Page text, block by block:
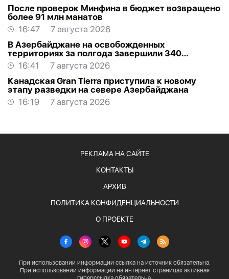
После проверок Минфина в бюджет возвращено
более 91 млн манатов
16:47
7 августа 2026
В Азербайджане на освобожденных
территориях за полгода завершили 340
проектов
16:41
7 августа 2026
Канадская Gran Tierra приступила к новому
этапу разведки на севере Азербайджана
16:19
7 августа 2026
РЕКЛАМА НА САЙТЕ
КОНТАКТЫ
АРХИВ
ПОЛИТИКА КОНФИДЕНЦИАЛЬНОСТИ
О ПРОЕКТЕ
При использовании информации ссылка на источник обязательна.
При использовании информации на интернет страницах активная